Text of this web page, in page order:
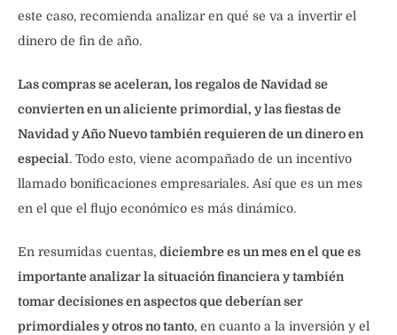
este caso, recomienda analizar en qué se va a invertir el
dinero de fin de año.
Las compras se aceleran, los regalos de Navidad se
convierten en un aliciente primordial, y las fiestas de
Navidad y Año Nuevo también requieren de un dinero en
especial. Todo esto, viene acompañado de un incentivo
llamado bonificaciones empresariales. Así que es un mes
en el que el flujo económico es más dinámico.
En resumidas cuentas, diciembre es un mes en el que es
importante analizar la situación financiera y también
tomar decisiones en aspectos que deberían ser
primordiales y otros no tanto, en cuanto a la inversión y el